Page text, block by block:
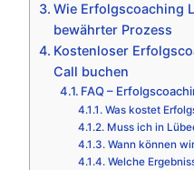
Wie Erfolgscoaching
bewährter Prozess
Kostenloser
Call buchen
FAQ –
Was kostet
Muss ich in
Wann können
Welche